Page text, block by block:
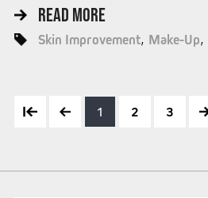
READ MORE
Skin Improvement Make-Up
1 2 3